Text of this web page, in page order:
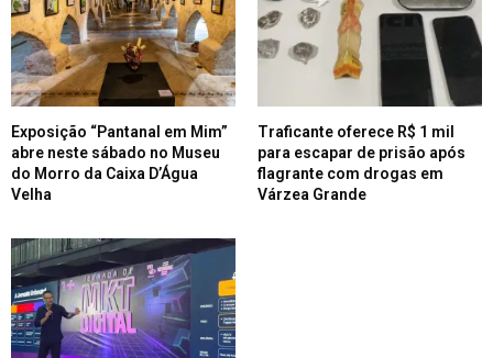
Exposição “Pantanal em Mim”
abre neste sábado no Museu
do Morro da Caixa D’Água
Velha
Traficante oferece R$ 1 mil
para escapar de prisão após
flagrante com drogas em
Várzea Grande